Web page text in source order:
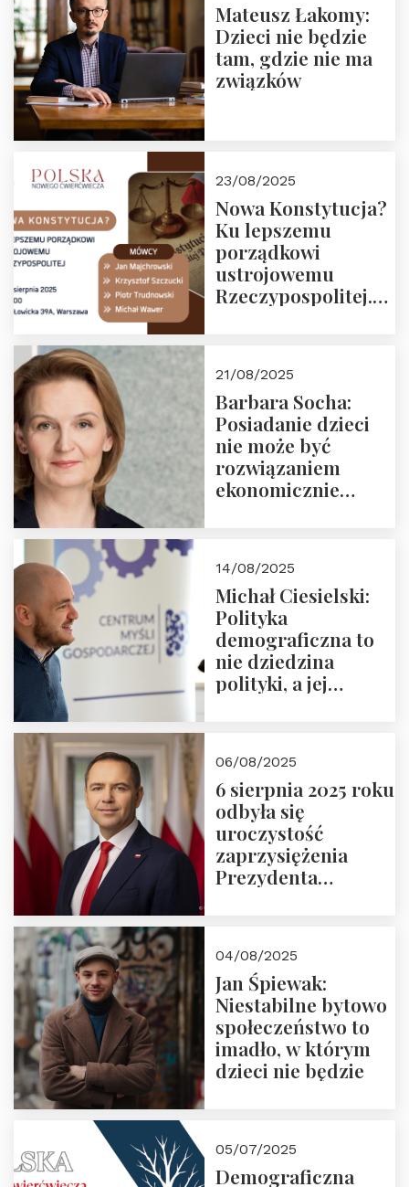
Mateusz Łakomy:
Dzieci nie będzie
tam, gdzie nie ma
związków
23/08/2025
Nowa Konstytucja?
Ku lepszemu
porządkowi
ustrojowemu
Rzeczypospolitej.
Nowego
Ćwierćwiecza”
21/08/2025
Barbara Socha:
Posiadanie dzieci
nie może być
rozwiązaniem
ekonomicznie
14/08/2025
Michał Ciesielski:
Polityka
demograficzna to
nie dziedzina
polityki, a jej
06/08/2025
6 sierpnia 2025 roku
odbyła się
uroczystość
zaprzysiężenia
Prezydenta
Nawrockiego
04/08/2025
Jan Śpiewak:
Niestabilne bytowo
społeczeństwo to
imadło, w którym
dzieci nie będzie
05/07/2025
Demograficzna